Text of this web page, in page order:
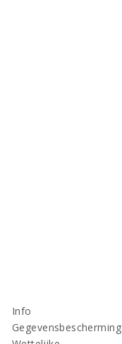
Info
Gegevensbescherming